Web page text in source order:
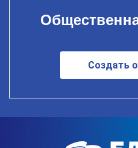
Создать